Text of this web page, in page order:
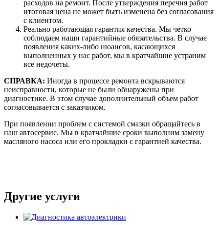
расходов на ремонт. После утверждения перечня работ
итоговая цена не может быть изменена без согласования
с клиентом.
Реально работающая гарантия качества. Мы четко
соблюдаем наши гарантийные обязательства. В случае
появления каких-либо нюансов, касающихся
выполненных у нас работ, мы в кратчайшие устраним
все недочеты.
СПРАВКА: Иногда в процессе ремонта вскрываются
неисправности, которые не были обнаружены при
диагностике. В этом случае дополнительный объем работ
согласовывается с заказчиком.
При появлении проблем с системой смазки обращайтесь в
наш автосервис. Мы в кратчайшие сроки выполним замену
масляного насоса или его прокладки с гарантией качества.
Другие услуги